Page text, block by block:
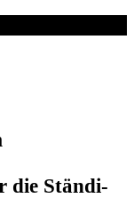
die Stän­di­